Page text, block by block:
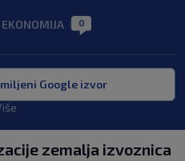
EKONOMIJA 0
Google izvor
zemalja izvoznica